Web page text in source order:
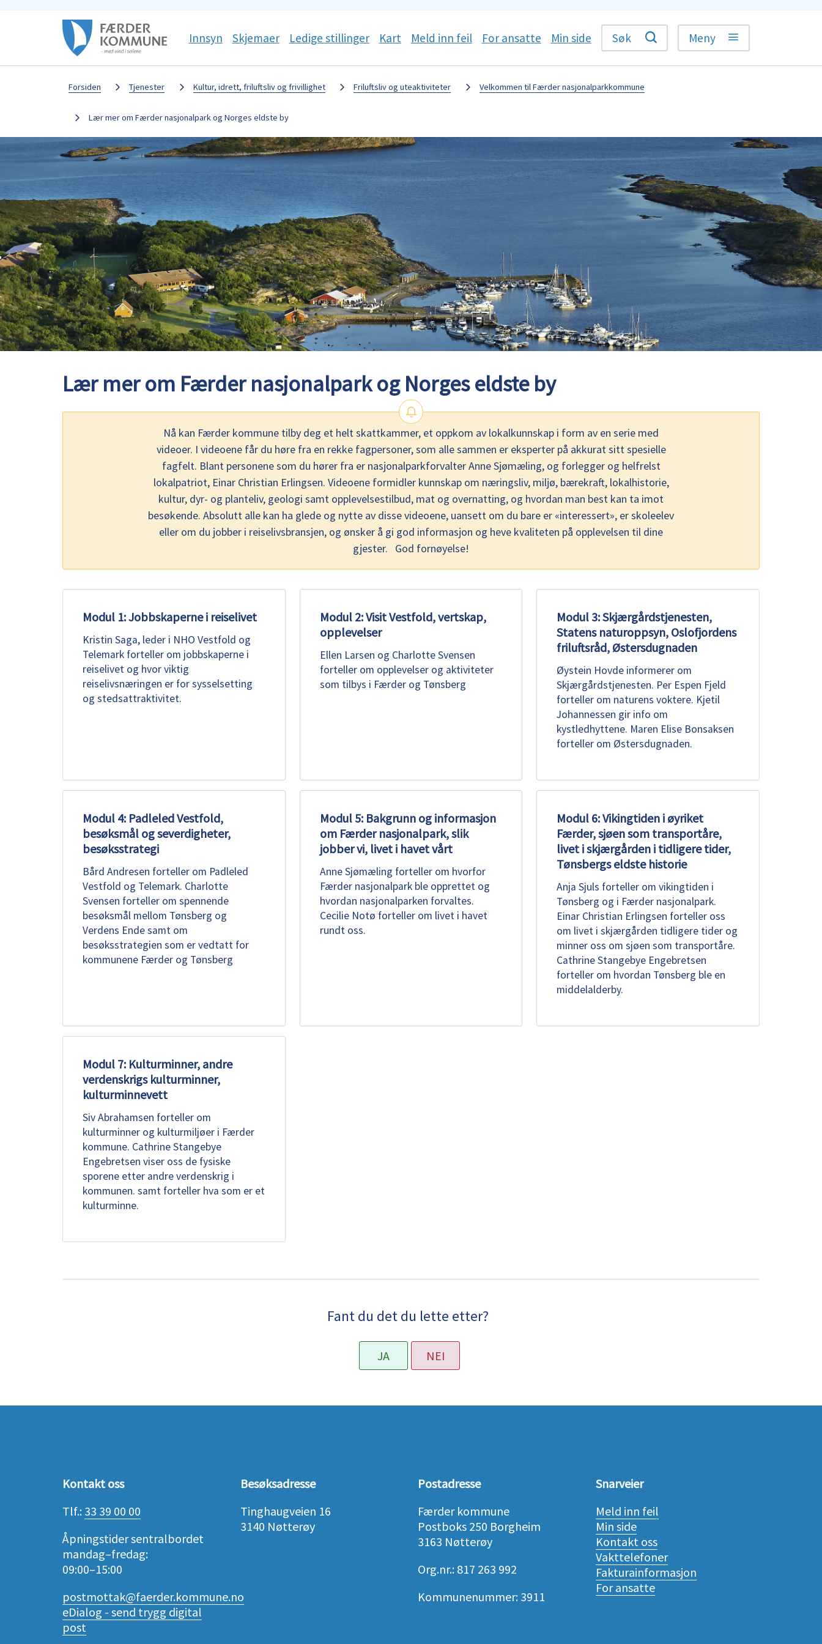
Færder
kommune
Sosiale
media
Innsyn Skjemaer Ledige stillinger Kart Meld inn feil For ansatte Min side Søk Meny
Du
her:
Forsiden Tjenester Kultur, idrett, friluftsliv og frivillighet Friluftsliv og uteaktiviteter Velkommen til Færder nasjonalparkkommune
Lær mer om Færder nasjonalpark og Norges eldste by
Lær mer om Færder nasjonalpark og Norges eldste by
Nå kan Færder kommune tilby deg et helt skattkammer, et oppkom av lokalkunnskap i form av en serie med
videoer. I videoene får du høre fra en rekke fagpersoner, som alle sammen er eksperter på akkurat sitt spesielle
fagfelt. Blant personene som du hører fra er nasjonalparkforvalter Anne Sjømæling, og forlegger og helfrelst
lokalpatriot, Einar Christian Erlingsen. Videoene formidler kunnskap om næringsliv, miljø, bærekraft, lokalhistorie,
kultur, dyr- og planteliv, geologi samt opplevelsestilbud, mat og overnatting, og hvordan man best kan ta imot
besøkende. Absolutt alle kan ha glede og nytte av disse videoene, uansett om du bare er «interessert», er skoleelev
eller om du jobber i reiselivsbransjen, og ønsker å gi god informasjon og heve kvaliteten på opplevelsen til dine
gjester. God fornøyelse!
Modul 1: Jobbskaperne i reiselivet
Kristin Saga, leder i NHO Vestfold og
Telemark forteller om jobbskaperne i
reiselivet og hvor viktig
reiselivsnæringen er for sysselsetting
og stedsattraktivitet.
Modul 2: Visit Vestfold, vertskap,
opplevelser
Ellen Larsen og Charlotte Svensen
forteller om opplevelser og aktiviteter
som tilbys i Færder og Tønsberg
Modul 3: Skjærgårdstjenesten,
Statens naturoppsyn, Oslofjordens
friluftsråd, Østersdugnaden
Øystein Hovde informerer om
Skjærgårdstjenesten. Per Espen Fjeld
forteller om naturens voktere. Kjetil
Johannessen gir info om
kystledhyttene. Maren Elise Bonsaksen
forteller om Østersdugnaden.
Modul 4: Padleled Vestfold,
besøksmål og severdigheter,
besøksstrategi
Bård Andresen forteller om Padleled
Vestfold og Telemark. Charlotte
Svensen forteller om spennende
besøksmål mellom Tønsberg og
Verdens Ende samt om
besøksstrategien som er vedtatt for
kommunene Færder og Tønsberg
Modul 5: Bakgrunn og informasjon
om Færder nasjonalpark, slik
jobber vi, livet i havet vårt
Anne Sjømæling forteller om hvorfor
Færder nasjonalpark ble opprettet og
hvordan nasjonalparken forvaltes.
Cecilie Notø forteller om livet i havet
rundt oss.
Modul 6: Vikingtiden i øyriket
Færder, sjøen som transportåre,
livet i skjærgården i tidligere tider,
Tønsbergs eldste historie
Anja Sjuls forteller om vikingtiden i
Tønsberg og i Færder nasjonalpark.
Einar Christian Erlingsen forteller oss
om livet i skjærgården tidligere tider og
minner oss om sjøen som transportåre.
Cathrine Stangebye Engebretsen
forteller om hvordan Tønsberg ble en
middelalderby.
Modul 7: Kulturminner, andre
verdenskrigs kulturminner,
kulturminnevett
Siv Abrahamsen forteller om
kulturminner og kulturmiljøer i Færder
kommune. Cathrine Stangebye
Engebretsen viser oss de fysiske
sporene etter andre verdenskrig i
kommunen. samt forteller hva som er et
kulturminne.
Fant du det du lette etter?
JA NEI
Kontakt oss
Tlf.: 33 39 00 00
Åpningstider sentralbordet
mandag–fredag:
09:00–15:00
postmottak@faerder.kommune.no
eDialog - send trygg digital
post
Besøksadresse
Tinghaugveien 16
3140 Nøtterøy
Postadresse
Færder kommune
Postboks 250 Borgheim
3163 Nøtterøy
Org.nr.: 817 263 992
Kommunenummer: 3911
Snarveier
Meld inn feil
Min side
Kontakt oss
Vakttelefoner
Fakturainformasjon
For ansatte